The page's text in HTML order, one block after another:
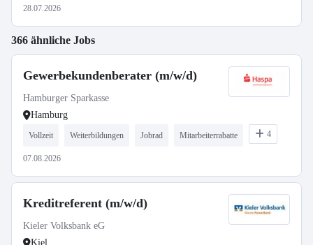
28.07.2026
366 ähnliche Jobs
Gewerbekundenberater (m/w/d)
Hamburger Sparkasse
Hamburg
Vollzeit Weiterbildungen Jobrad Mitarbeiterrabatte 4
07.08.2026
Kreditreferent (m/w/d)
Kieler Volksbank eG
Kiel